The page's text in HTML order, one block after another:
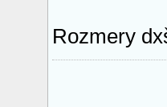
Rozmery